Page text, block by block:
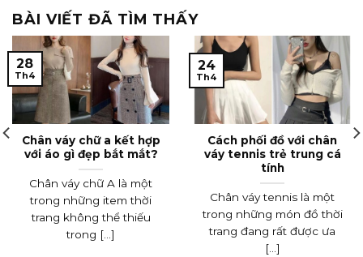
BÀI VIẾT ĐÃ TÌM THẤY
Chân váy chữ a kết hợp
với áo gì đẹp bắt mắt?
Chân váy chữ A là một
trong những item thời
trang không thể thiếu
trong [...]
28
Th4
Cách phối đồ với chân
váy tennis trẻ trung cá
tính
Chân váy tennis là một
trong những món đồ thời
trang đang rất được ưa
[...]
24
Th4